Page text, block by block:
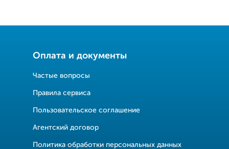
Оплата и документы
Частые вопросы
Правила сервиса
Пользовательское соглашение
Агентский договор
Политика обработки персональных данных